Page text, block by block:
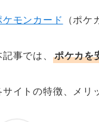
ケモンカード （ポ
事では、 ポケカを
サイトの特徴、メリ